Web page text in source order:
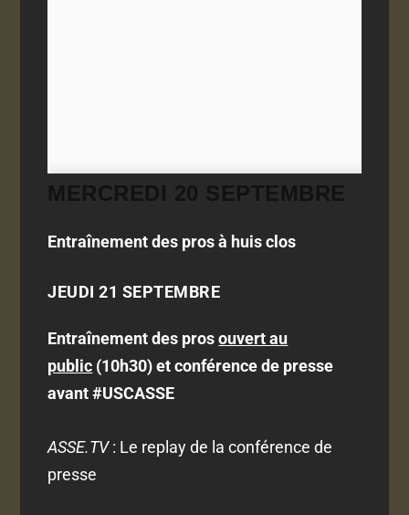
MERCREDI 20 SEPTEMBRE
Entraînement des pros à huis clos
JEUDI 21 SEPTEMBRE
Entraînement des prosouvert au
public (10h30) et conférence de presse
avant #USCASSE
ASSE.TV: Le replay de la conférence de
presse